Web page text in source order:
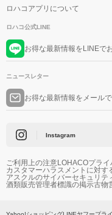
ロハコアプリについて
ロハコ公式LINE
お得な最新情報をLINEで
ニュースレター
お得な最新情報をメール
Instagram
ご利用上の注意LOHACOプラ
カスタマーハラスメントに対す
アスクルのサイバーセキュリテ
酒類販売管理者標識の掲示古物